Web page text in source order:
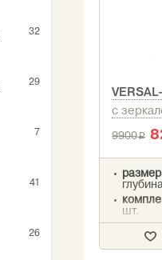
32
29
7
41
26
с
9900i
шт.